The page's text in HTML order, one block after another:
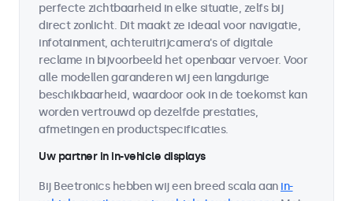
perfecte zichtbaarheid in elke situatie, zelfs bij
direct zonlicht. Dit maakt ze ideaal voor navigatie,
infotainment, achteruitrijcamera's of digitale
reclame in bijvoorbeeld het openbaar vervoer. Voor
alle modellen garanderen wij een langdurige
beschikbaarheid, waardoor ook in de toekomst kan
worden vertrouwd op dezelfde prestaties,
afmetingen en productspecificaties.
Uw partner in in-vehicle displays
Bij Beetronics hebben wij een breed scala aan in-